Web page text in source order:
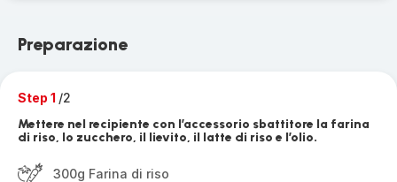
Preparazione
Step 1 /2
Mettere nel recipiente con l’accessorio sbattitore la farina
di riso, lo zucchero, il lievito, il latte di riso e l’olio.
300g Farina di riso